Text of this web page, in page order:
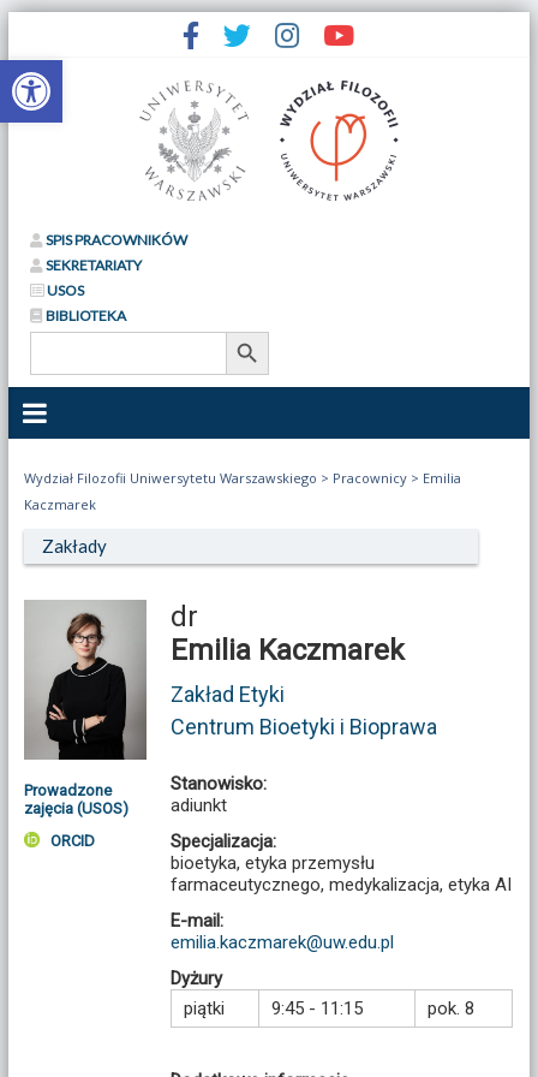
Otwórz pasek narzędzi
SPIS PRACOWNIKÓW
SEKRETARIATY
USOS
BIBLIOTEKA
Search
Search Button
Wydział Filozofii Uniwersytetu Warszawskiego > Pracownicy> Emilia
Kaczmarek
Zakłady
Prowadzone
zajęcia (USOS)
ORCID
dr
Emilia Kaczmarek
Zakład Etyki
Centrum Bioetyki i Bioprawa
Stanowisko:
adiunkt
Specjalizacja:
bioetyka, etyka przemysłu
farmaceutycznego, medykalizacja, etyka AI
E-mail:
emilia.kaczmarek@uw.edu.pl
Dyżury
piątki
9:45 - 11:15 pok. 8